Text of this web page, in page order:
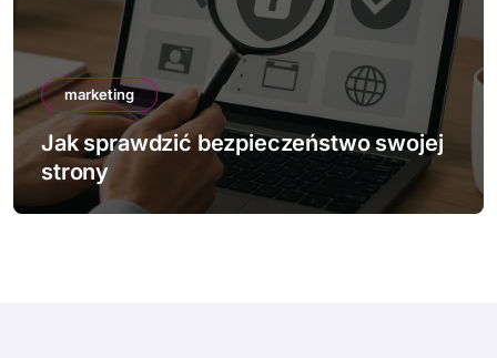
marketing
Jak sprawdzić bezpieczeństwo swojej
strony